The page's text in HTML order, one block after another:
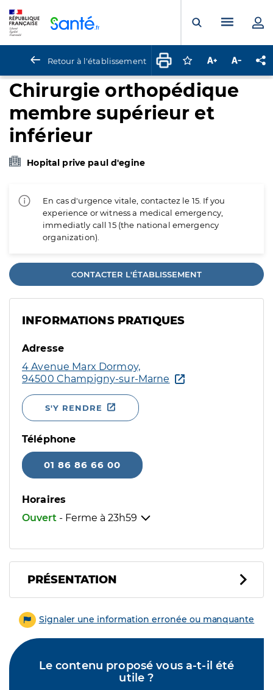
Ouvrir laMenu
Retour à l'établissement Connectez-vous
Augmenter la
Chirurgie orthopédique
membre supérieur et
inférieur
Hopital prive paul d'egine
En cas d'urgence vitale, contactez le 15. If you
experience or witness a medical emergency,
immediatly call 15 (the national emergency
organization).
CONTACTER L'ÉTABLISSEMENT
INFORMATIONS PRATIQUES
Adresse
4 Avenue Marx Dormoy,
94500 Champigny-sur-Marne
S'Y RENDRE
Téléphone
01 86 86 66 00
Horaires
Ouvert - Ferme à 23h59
PRÉSENTATION
Signaler une information erronée ou manquante
Le contenu proposé vous a-t-il été
utile ?